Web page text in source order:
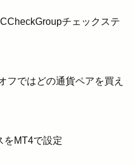
チェックステ
フではどの通貨ペアを買え
をMT4で設定